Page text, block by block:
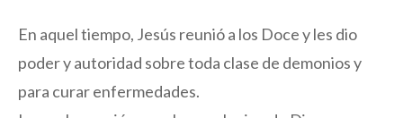
En aquel tiempo, Jesús reunió a los Doce y les dio
poder y autoridad sobre toda clase de demonios y
para curar enfermedades.